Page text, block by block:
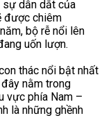
sự dẫn dắt của
được chiêm
bộ rễ nổi lên
uốn lượn.
thác nổi bật nhất
nằm trong
vực phía Nam –
là những ghềnh